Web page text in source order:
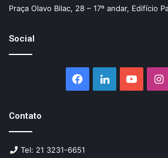
Praça Olavo Bilac, 28 – 17º andar, Edifício
Social
Facebook
Linkedin
Contato
Tel: 21 3231-6651